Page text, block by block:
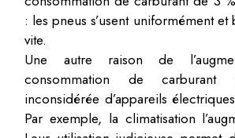
: les pneus s’usent uniformément
vite.
Une autre raison de
consommation de carburant
inconsidérée d’appareils
Par exemple, la climatisation